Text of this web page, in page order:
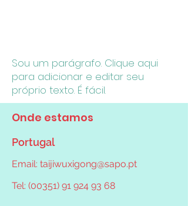
Sou um parágrafo. Clique aqui
para adicionar e editar seu
próprio texto. É fácil.
Onde estamos
Portugal
Email: taijiwuxigong@sapo.pt
Tel: (00351) 91 924 93 68